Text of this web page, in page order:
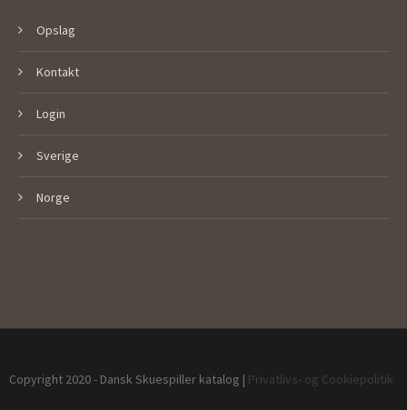
Opslag
Kontakt
Login
Sverige
Norge
Copyright 2020 - Dansk Skuespiller katalog | Privatlivs- og Cookiepolitik